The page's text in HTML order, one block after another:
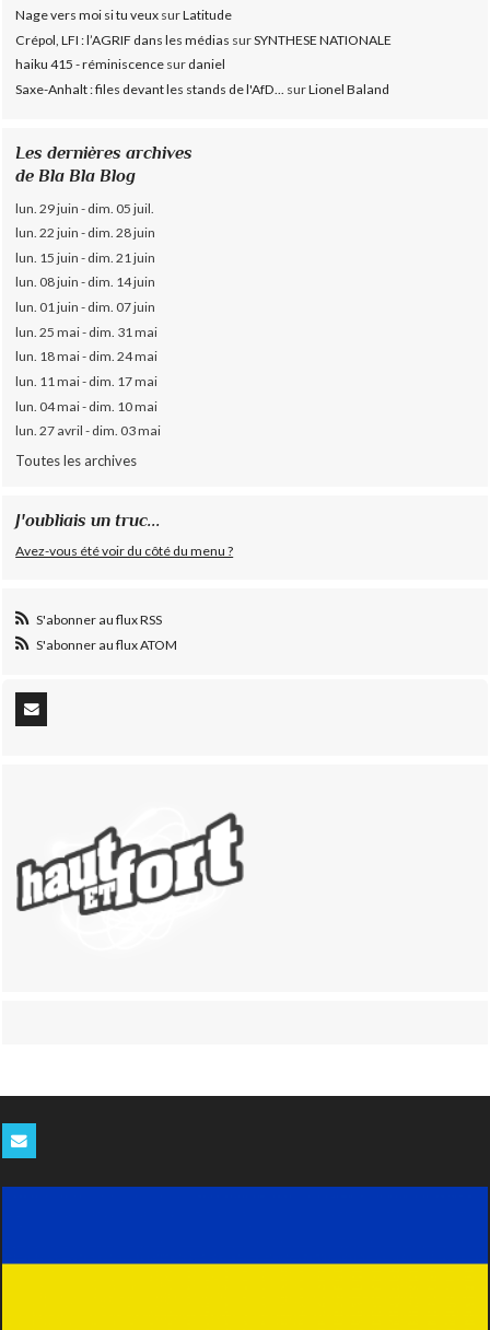
Nage vers moi si tu veux surLatitude
Crépol, LFI : l’AGRIF dans les médias surSYNTHESE NATIONALE
haiku 415 - réminiscence sur daniel
Saxe-Anhalt : files devant les stands de l'AfD...
surLionel Baland
Les dernières archives
de Bla Bla Blog
lun. 29 juin - dim. 05 juil.
lun. 22 juin - dim. 28 juin
lun. 15 juin - dim. 21 juin
lun. 08 juin - dim. 14 juin
lun. 01 juin - dim. 07 juin
lun. 25 mai - dim. 31 mai
lun. 18 mai - dim. 24 mai
lun. 11 mai - dim. 17 mai
lun. 04 mai - dim. 10 mai
lun. 27 avril - dim. 03 mai
Toutes les archives
J'oubliais un truc...
Avez-vous été voir du côté du menu ?
S'abonner au flux RSS
S'abonner au flux ATOM